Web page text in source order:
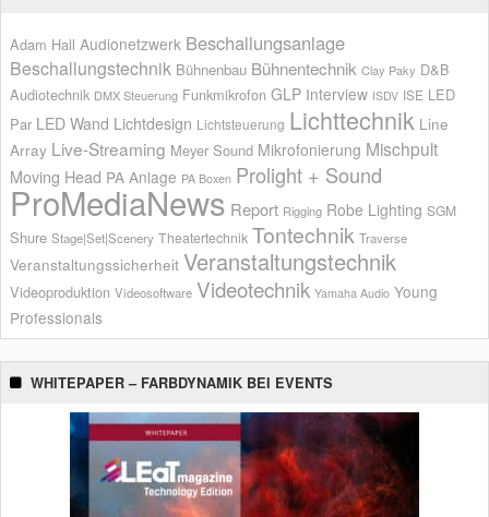
Adam Hall Audionetzwerk Beschallungsanlage
Beschallungstechnik Bühnenbau Bühnentechnik Clay Paky D&B
Audiotechnik DMX Steuerung Funkmikrofon GLP Interview ISDV ISE LED
Par LED Wand Lichtdesign Lichtsteuerung Lichttechnik Line
Array Live-Streaming Meyer Sound Mikrofonierung Mischpult
Moving Head PA Anlage PA Boxen Prolight + Sound
ProMediaNews Report Rigging Robe Lighting SGM
Shure Stage|Set|Scenery Theatertechnik Tontechnik Traverse
Veranstaltungssicherheit Veranstaltungstechnik
Videoproduktion Videosoftware Videotechnik Yamaha Audio Young
Professionals
WHITEPAPER – FARBDYNAMIK BEI EVENTS